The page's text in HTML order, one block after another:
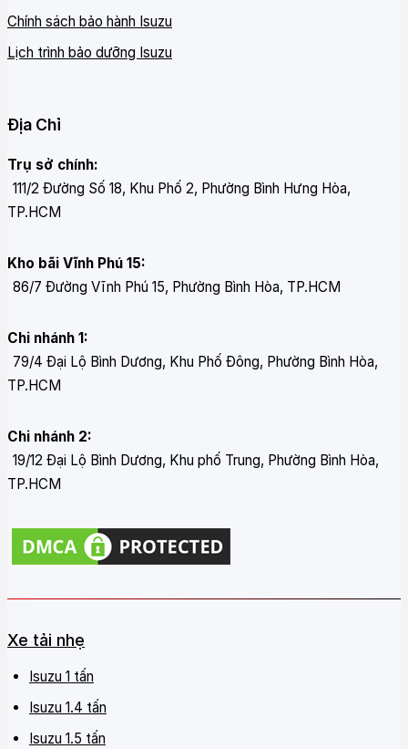
Chính sách bảo hành Isuzu
Lịch trình bảo dưỡng Isuzu
Địa Chỉ
Trụ sở chính:
111/2 Đường Số 18, Khu Phố 2, Phường Bình Hưng Hòa,
TP.HCM
Kho bãi Vĩnh Phú 15:
86/7 Đường Vĩnh Phú 15, Phường Bình Hòa, TP.HCM
Chi nhánh 1:
79/4 Đại Lộ Bình Dương, Khu Phố Đông, Phường Bình Hòa,
TP.HCM
Chi nhánh 2:
19/12 Đại Lộ Bình Dương, Khu phố Trung, Phường Bình Hòa,
TP.HCM
Xe tải nhẹ
Isuzu 1 tấn
Isuzu 1.4 tấn
Isuzu 1.5 tấn